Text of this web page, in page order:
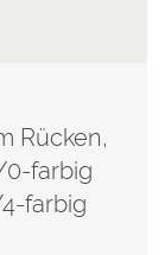
Rücken,
0-farbig
farbig